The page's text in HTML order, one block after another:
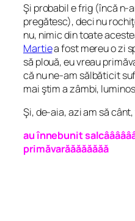
Şi probabil e frig (încă n-
pregătesc), deci nu
nu, nimic din toate
Martiea fost mereu o zi
să plouă, eu vreau
că nu ne-am sălbăticit
mai ştim a zâmbi,
Şi, de-aia, azi am să
au înnebunit
primăvarăăăăăăăă